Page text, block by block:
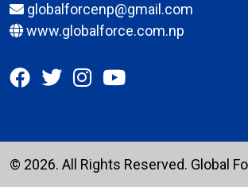
globalforcenp@gmail.com
www.globalforce.com.np
© 2026. All Rights Reserved. Global